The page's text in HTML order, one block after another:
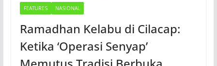
FEATURES NASIONAL
Ramadhan Kelabu di Cilacap:
Ketika ‘Operasi Senyap’